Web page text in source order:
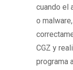
cuando el
o
CGZ y
programa